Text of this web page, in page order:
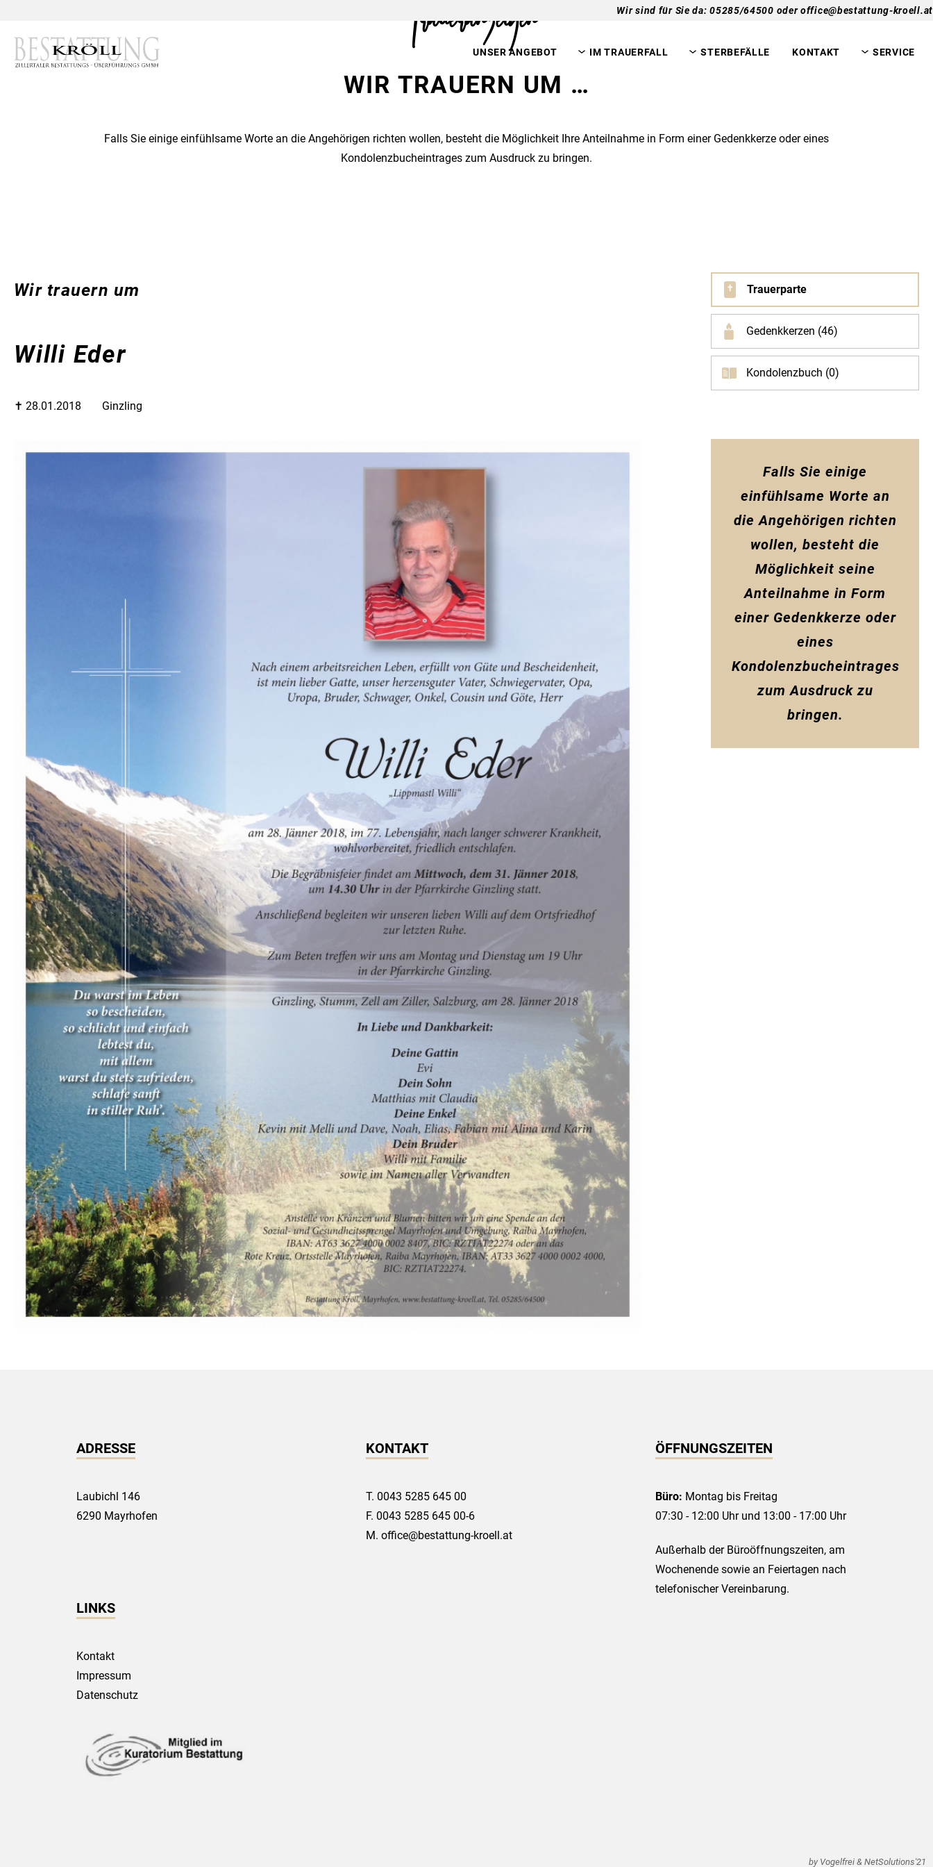
Wir sind für Sie da: 05285/64500 oder office@bestattung-kroell.at
UNSER ANGEBOT IM TRAUERFALL STERBEFÄLLE KONTAKT SERVICE
Traueranzeigen
WIR TRAUERN UM …
Falls Sie einige einfühlsame Worte an die Angehörigen richten wollen, besteht die Möglichkeit Ihre Anteilnahme in Form einer Gedenkkerze oder eines
Kondolenzbucheintrages zum Ausdruck zu bringen.
Wir trauern um
Willi Eder
✝︎ 28.01.2018 Ginzling
Trauerparte
Gedenkkerzen (46)
Kondolenzbuch (0)
Falls Sie einige
einfühlsame Worte an
die Angehörigen richten
wollen, besteht die
Möglichkeit seine
Anteilnahme in Form
einer Gedenkkerze oder
eines
Kondolenzbucheintrages
zum Ausdruck zu
bringen.
ADRESSE
Laubichl 146
6290 Mayrhofen
KONTAKT
T. 0043 5285 645 00
F. 0043 5285 645 00-6
M. office@bestattung-kroell.at
ÖFFNUNGSZEITEN
Büro: Montag bis Freitag
07:30 - 12:00 Uhr und 13:00 - 17:00 Uhr
Außerhalb der Büroöffnungszeiten, am
Wochenende sowie an Feiertagen nach
telefonischer Vereinbarung.
LINKS
Kontakt
Impressum
Datenschutz
by Vogelfrei & NetSolutions'21